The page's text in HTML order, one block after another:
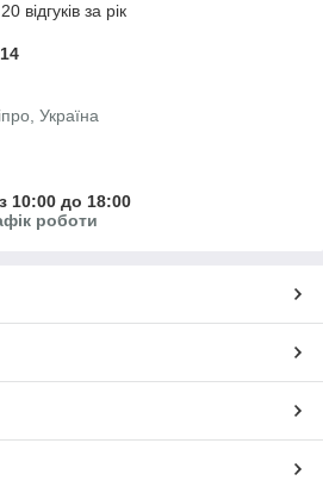
відгуків за рік
Україна
10:00 до 18:00
роботи